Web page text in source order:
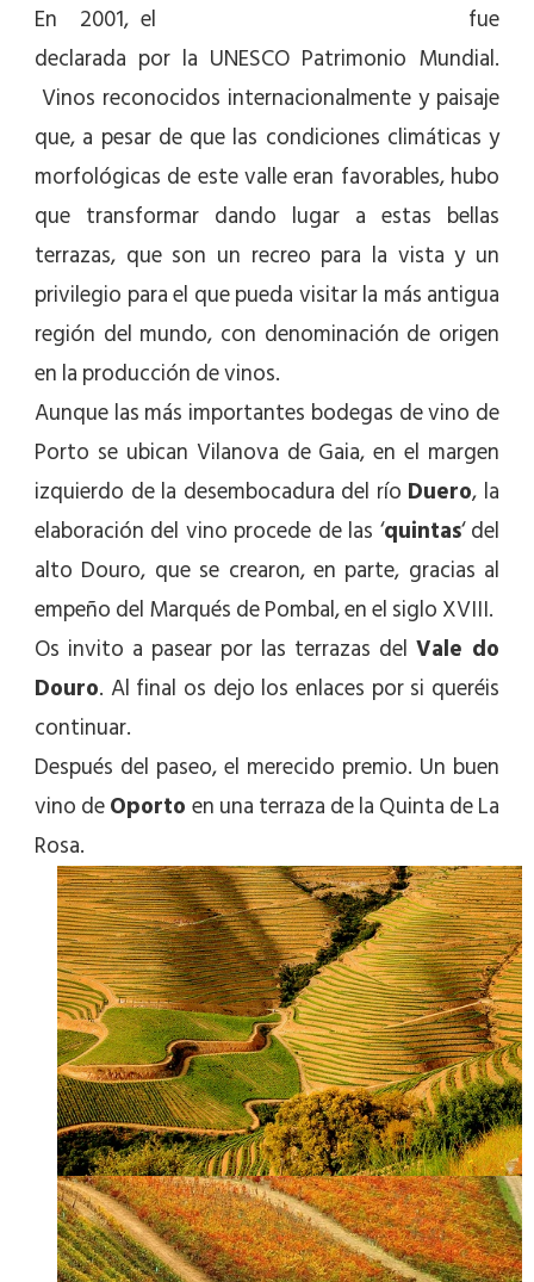
En 2001, el
fue
declarada por la UNESCO Patrimonio Mundial.
Vinos reconocidos internacionalmente y paisaje
que, a pesar de que las condiciones climáticas y
morfológicas de este valle eran favorables, hubo
que transformar dando lugar a estas bellas
terrazas, que son un recreo para la vista y un
privilegio para el que pueda visitar la más antigua
región del mundo, con denominación de origen
en la producción de vinos.
Aunque las más importantes bodegas de vino de
Porto se ubican Vilanova de Gaia, en el margen
izquierdo de la desembocadura del río Duero, la
elaboración del vino procede de las ‘quintas‘ del
alto Douro, que se crearon, en parte, gracias al
empeño del Marqués de Pombal, en el siglo XVIII.
Os invito a pasear por las terrazas del Vale do
Douro. Al final os dejo los enlaces por si queréis
continuar.
Después del paseo, el merecido premio. Un buen
vino deOportoen una terraza de la Quinta de La
Rosa.